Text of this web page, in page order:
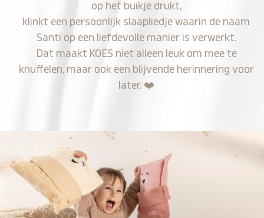
op het buikje drukt,
klinkt een persoonlijk slaapliedje waarin de naam
Santi op een liefdevolle manier is verwerkt.
Dat maakt KOES niet alleen leuk om mee te
knuffelen, maar ook een blijvende herinnering voor
later. ❤️